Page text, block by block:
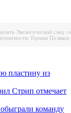
Экологический след:
Герман
пластину из
Стрип отмечает
команду